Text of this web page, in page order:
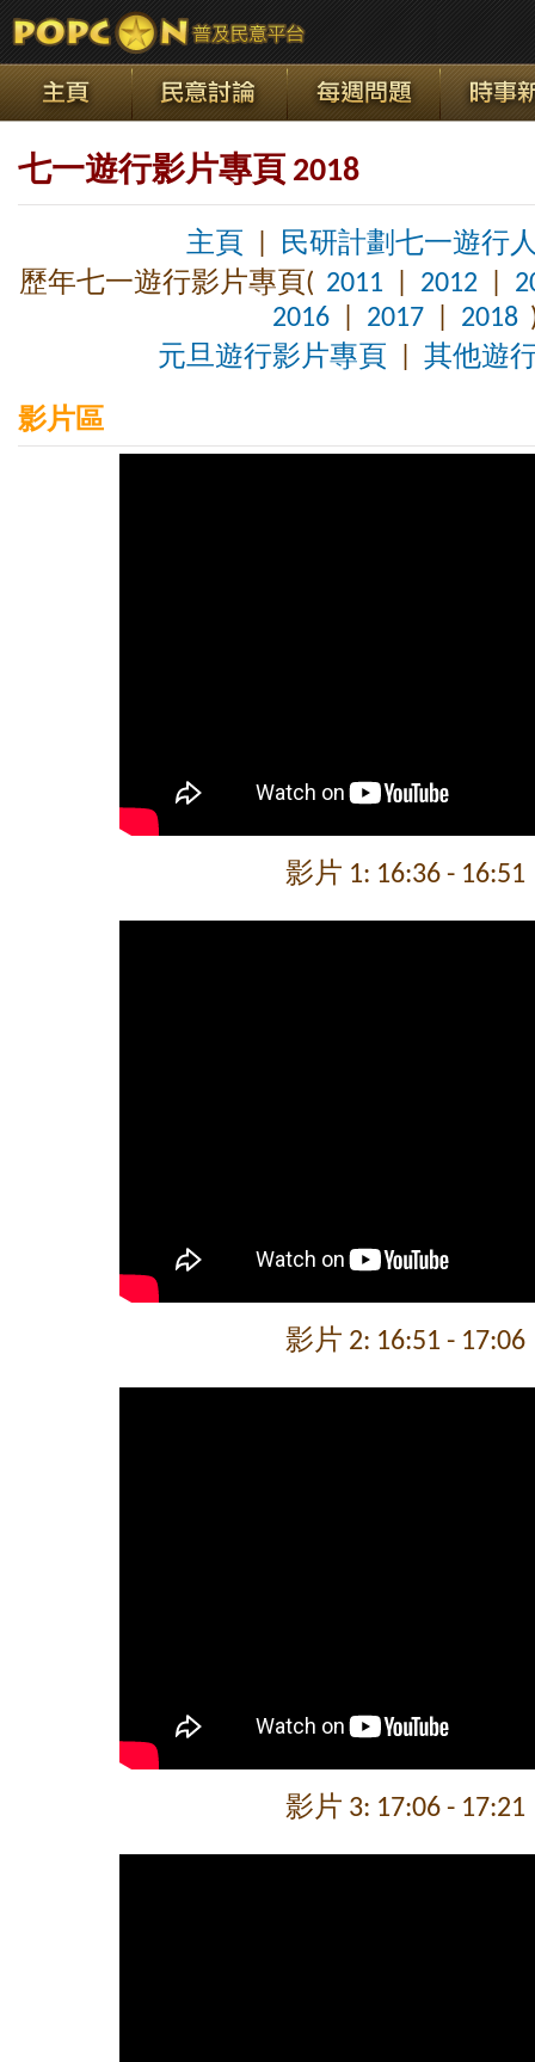
七一遊行影片專頁 2018
主頁
民研計劃七一遊行
歷年七一遊行影片專頁( 2011 2012
2016
2017 2018
元旦遊行影片專頁
|其他遊
影片區
影片 1: 16:36 - 16:51
影片 2: 16:51 - 17:06
影片 3: 17:06 - 17:21